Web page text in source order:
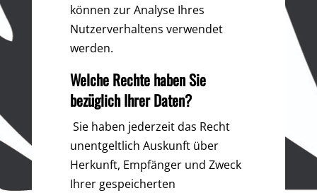
können zur Analyse Ihres
Nutzerverhaltens verwendet
werden.
Welche Rechte haben Sie
bezüglich Ihrer Daten?
Sie haben jederzeit das Recht
unentgeltlich Auskunft über
Herkunft, Empfänger und Zweck
Ihrer gespeicherten